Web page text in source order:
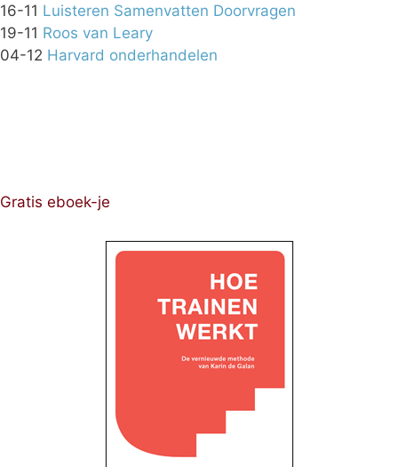
16-11 Luisteren Samenvatten Doorvragen
19-11 Roos van Leary
04-12 Harvard onderhandelen
Gratis eboek-je